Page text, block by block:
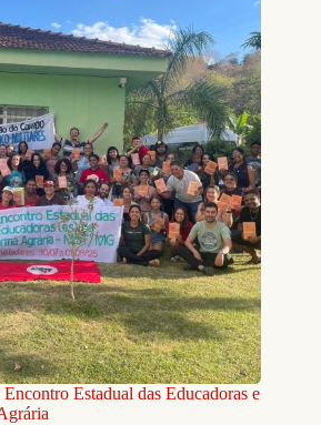
Estadual das Educadoras e